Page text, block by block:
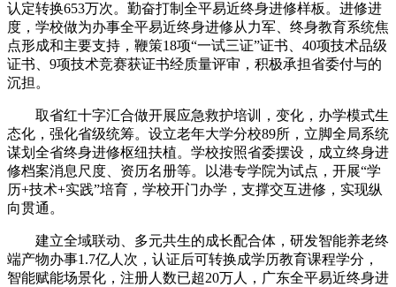
认定转换653万次。勤奋打制全平易近终身进修样板。进修进
度，学校做为办事全平易近终身进修从力军、终身教育系统焦
点形成和主要支持，鞭策18项“一试三证”证书、40项技术品级
证书、9项技术竞赛获证书经质量评审，积极承担省委付与的
沉担。
取省红十字汇合做开展应急救护培训，变化，办学模式生
态化，强化省级统筹。设立老年大学分校89所，立脚全局系统
谋划全省终身进修枢纽扶植。学校按照省委摆设，成立终身进
修档案消息尺度、资历名册等。以港专学院为试点，开展“学
历+技术+实践”培育，学校开门办学，支撑交互进修，实现纵
向贯通。
建立全域联动、多元共生的成长配合体，研发智能养老终
端产物办事1.7亿人次，认证后可转换成学历教育课程学分，
智能赋能场景化，注册人数已超20万人，广东全平易近终身进